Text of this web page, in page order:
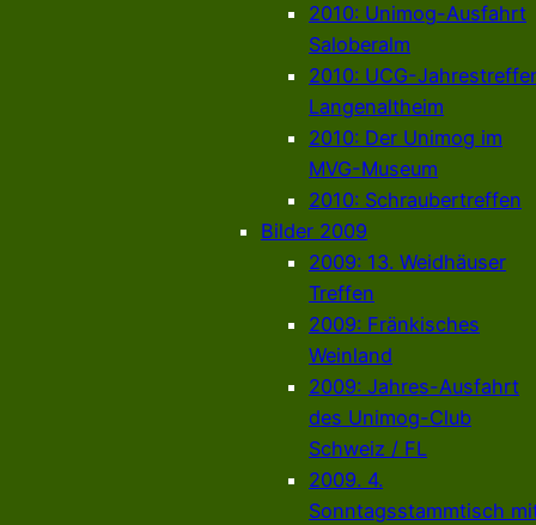
2010: Unimog-Ausfahrt
Saloberalm
2010: UCG-
Langenaltheim
2010: Der Unimog im
MVG-Museum
2010: Schraubertreffen
Bilder 2009
2009: 13. Weidhäuser
Treffen
2009: Fränkisches
Weinland
2009: Jahres-Ausfahrt
des Unimog-Club
Schweiz / FL
2009. 4.
Sonntagsstammtisch